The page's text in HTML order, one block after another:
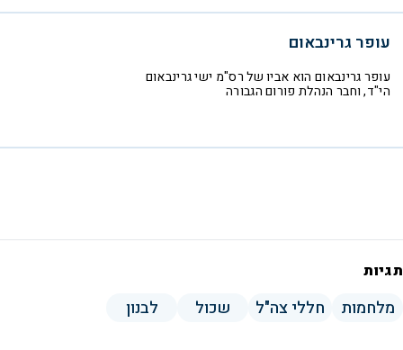
עופר גרינבאום
עופר גרינבאום הוא אביו של רס"מ ישי גרינבאום
הי"ד, וחבר הנהלת פורום הגבורה
תגיות
מלחמות חללי צה"ל שכול לבנון